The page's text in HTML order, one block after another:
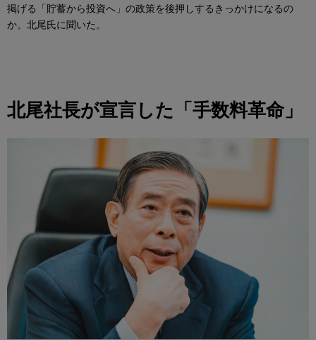
掲げる「貯蓄から投資へ」の政策を後押しするきっかけになるの
か。北尾氏に聞いた。
北尾社長が宣言した「手数料革命」